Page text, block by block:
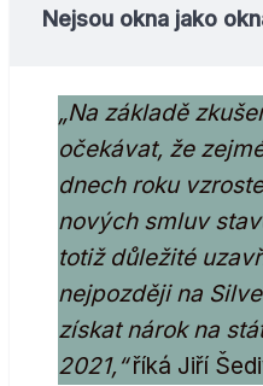
Nejsou okna jako
„Na základě
očekávat, že
dnech roku
nových smluv
totiž důležité
nejpozději na
získat nárok na
2021,“říká Jiří